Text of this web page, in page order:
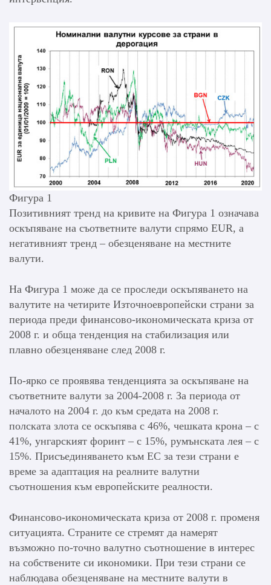
Фигура 1
Позитивният тренд на кривите на Фигура 1 означава
оскъпяване на съответните валути спрямо EUR, а
негативният тренд – обезценяване на местните
валути.
На Фигура 1 може да се проследи оскъпяването на
валутите на четирите Източноевропейски страни за
периода преди финансово-икономическата криза от
2008 г. и обща тенденция на стабилизация или
плавно обезценяване след 2008 г.
По-ярко се проявява тенденцията за оскъпяване на
съответните валути за 2004-2008 г. За периода от
началото на 2004 г. до към средата на 2008 г.
полската злота се оскъпява с 46%, чешката крона – с
41%, унгарският форинт – с 15%, румънската лея – с
15%. Присъединяването към ЕС за тези страни е
време за адаптация на реалните валутни
съотношения към европейските реалности.
Финансово-икономическата криза от 2008 г. променя
ситуацията. Страните се стремят да намерят
възможно по-точно валутно съотношение в интерес
на собствените си икономики. При тези страни се
наблюдава обезценяване на местните валути в